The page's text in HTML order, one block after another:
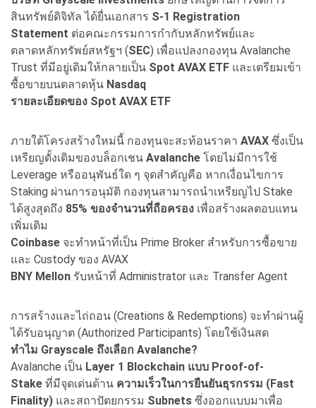
สินทรัพย์ดิจิทัล ได้ยื่นเอกสาร S-1 Registration
Statement ต่อคณะกรรมการกำกับหลักทรัพย์และ
ตลาดหลักทรัพย์สหรัฐฯ (SEC) เพื่อแปลงกองทุน Avalanche
Trust ที่มีอยู่เดิมให้กลายเป็น Spot AVAX ETF และเตรียมเข้า
ซื้อขายบนตลาดหุ้น Nasdaq
รายละเอียดของ Spot AVAX ETF
ภายใต้โครงสร้างใหม่นี้ กองทุนจะสะท้อนราคา AVAX ซึ่งเป็น
เหรียญดั้งเดิมของบล็อกเชน Avalanche โดยไม่มีการใช้
Leverage หรืออนุพันธ์ใด ๆ จุดสำคัญคือ หากเงื่อนไขการ
Staking ผ่านการอนุมัติ กองทุนสามารถนำเหรียญไป Stake
ได้สูงสุดถึง 85% ของจำนวนที่ถือครอง เพื่อสร้างผลตอบแทน
เพิ่มเติม
Coinbase จะทำหน้าที่เป็น Prime Broker สำหรับการซื้อขาย
และ Custody ของ AVAX
BNY Mellon รับหน้าที่ Administrator และ Transfer Agent
การสร้างและไถ่ถอน (Creations & Redemptions) จะทำผ่านผู้
ได้รับอนุญาต (Authorized Participants) โดยใช้เงินสด
ทำไม Grayscale ถึงเลือก Avalanche?
Avalanche เป็น Layer 1 Blockchain แบบ Proof-of-
Stake ที่มีจุดเด่นด้าน ความเร็วในการยืนยันธุรกรรม (Fast
Finality) และสถาปัตยกรรม Subnets ซึ่งออกแบบมาเพื่อ